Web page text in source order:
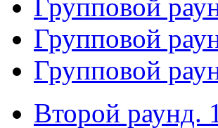
Групповой
Групповой
Групповой
Второй раунд.